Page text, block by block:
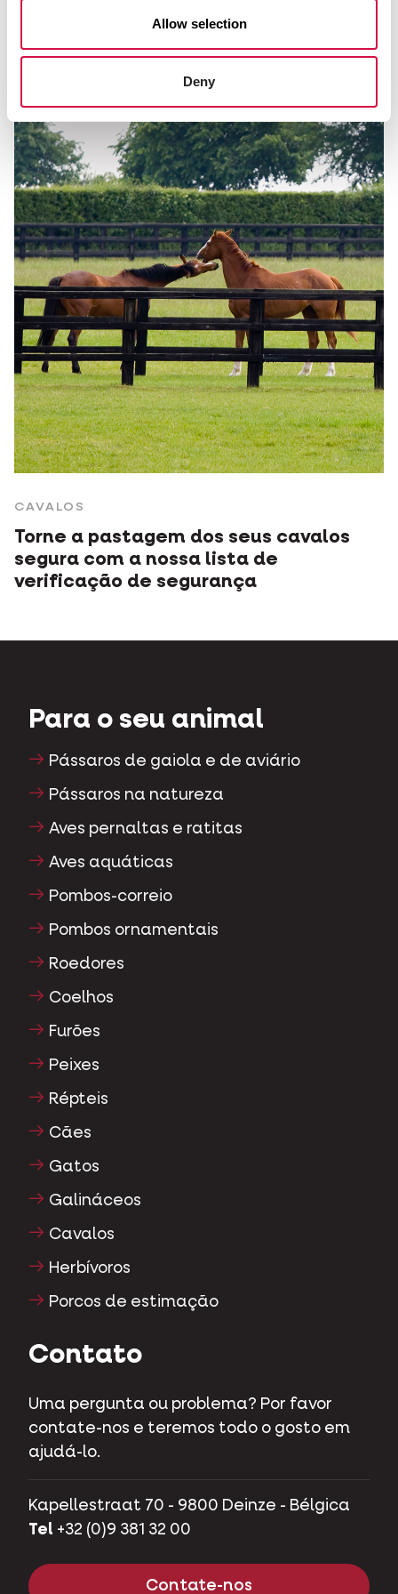
Allow selection
Deny
CAVALOS
Torne a pastagem dos seus cavalos
segura com a nossa lista de
verificação de segurança
Para o seu animal
Pássaros de gaiola e de aviário
Pássaros na natureza
Aves pernaltas e ratitas
Aves aquáticas
Pombos-correio
Pombos ornamentais
Roedores
Coelhos
Furões
Peixes
Répteis
Cães
Gatos
Galináceos
Cavalos
Herbívoros
Porcos de estimação
Contato
Uma pergunta ou problema? Por favor
contate-nos e teremos todo o gosto em
ajudá-lo.
Kapellestraat 70 - 9800 Deinze - Bélgica
Tel +32 (0)9 381 32 00
Contate-nos